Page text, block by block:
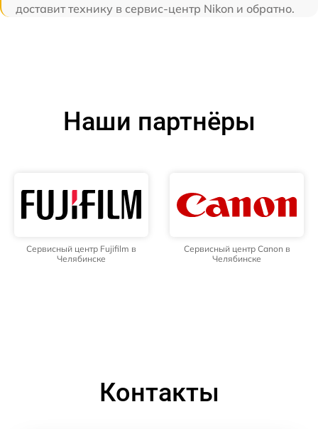
доставит технику в сервис-центр Nikon и обратно.
Наши партнёры
Сервисный центр Fujifilm в
Челябинске
Сервисный центр Canon в
Челябинске
Контакты